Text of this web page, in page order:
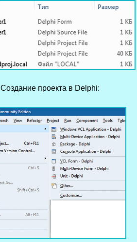
Создание проекта в Delphi: